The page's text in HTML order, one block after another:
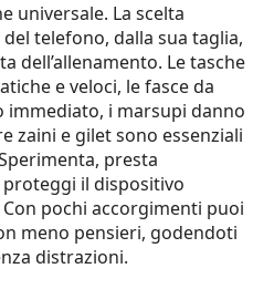
universale. La scelta
telefono, dalla sua taglia,
dell’allenamento. Le tasche
e veloci, le fasce da
immediato, i marsupi danno
zaini e gilet sono essenziali
presta
il dispositivo
pochi accorgimenti puoi
meno pensieri, godendoti
distrazioni.